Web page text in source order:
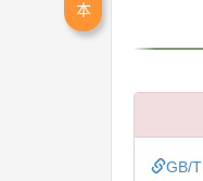
GB/
本